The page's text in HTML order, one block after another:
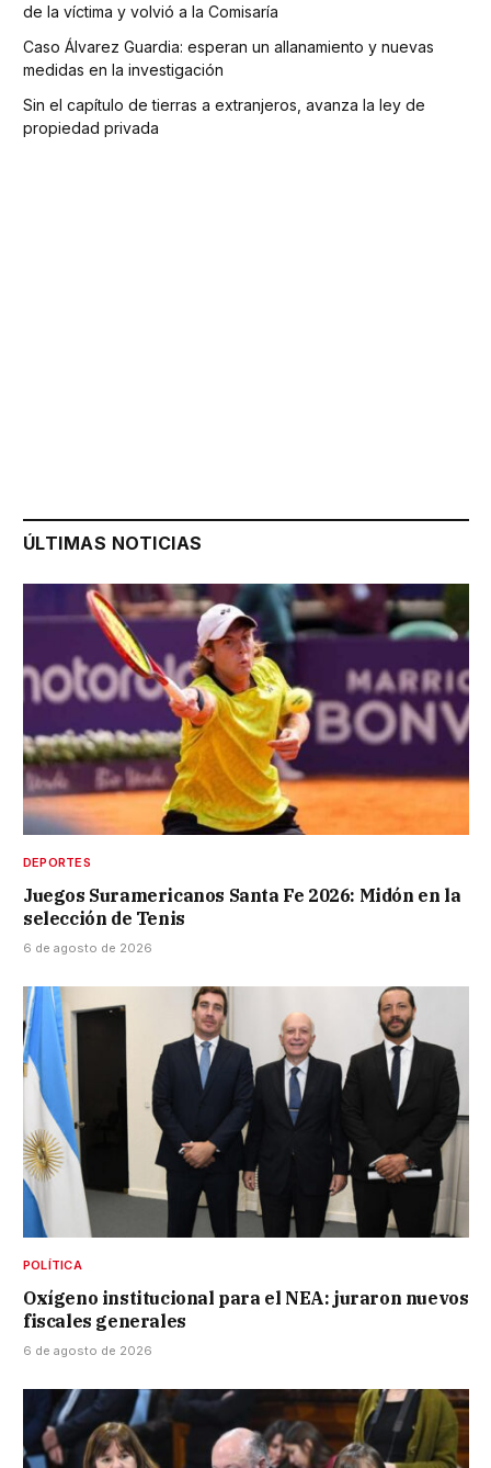
de la víctima y volvió a la Comisaría
Caso Álvarez Guardia: esperan un allanamiento y nuevas
medidas en la investigación
Sin el capítulo de tierras a extranjeros, avanza la ley de
propiedad privada
ÚLTIMAS NOTICIAS
DEPORTES
Juegos Suramericanos Santa Fe 2026: Midón en la
selección de Tenis
6 de agosto de 2026
POLÍTICA
Oxígeno institucional para el NEA: juraron nuevos
fiscales generales
6 de agosto de 2026